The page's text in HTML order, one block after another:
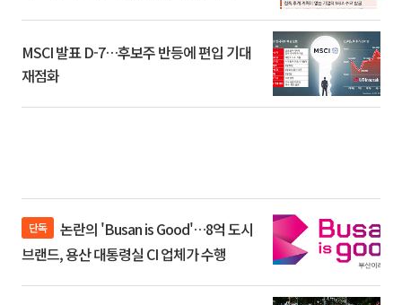
MSCI 발표 D-7…후보주 반등에 편입 기대
재점화
단독
브랜드, 용산 대통령실 CI 업체가 수행